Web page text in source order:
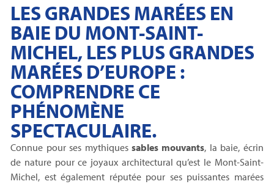
LES GRANDES MARÉES EN
BAIE DU MONT-SAINT-
MICHEL, LES PLUS GRANDES
MARÉES D’EUROPE :
COMPRENDRE CE
PHÉNOMÈNE
SPECTACULAIRE.
Connue pour ses mythiques sables mouvants, la baie, écrin
de nature pour ce joyaux architectural qu’est le Mont-Saint-
Michel, est également réputée pour ses puissantes marées